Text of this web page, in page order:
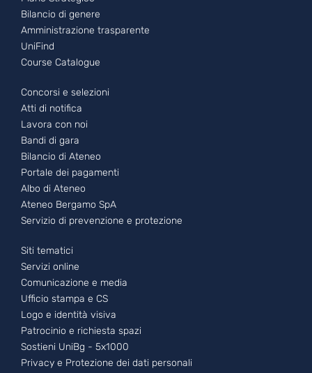
Bilancio di genere
Amministrazione trasparente
UniFind
Course Catalogue
Footer - 2
Concorsi e selezioni
Atti di notifica
Lavora con noi
Bandi di gara
Bilancio di Ateneo
Portale dei pagamenti
Albo di Ateneo
Ateneo Bergamo SpA
Servizio di prevenzione e protezione
Footer - 3
Siti tematici
Servizi online
Comunicazione e media
Ufficio stampa e CS
Logo e identità visiva
Patrocinio e richiesta spazi
Sostieni UniBg - 5x1000
Privacy e Protezione dei dati personali